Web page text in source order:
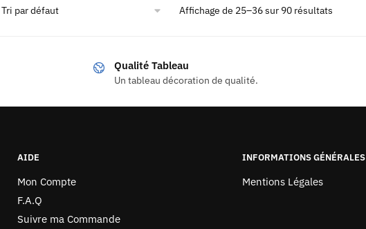
Affichage de 25–36 sur 90 résultats
Qualité Tableau
Un tableau décoration de qualité.
AIDE
Mon Compte
F.A.Q
Suivre ma Commande
INFORMATIONS GÉNÉRALES
Mentions Légales